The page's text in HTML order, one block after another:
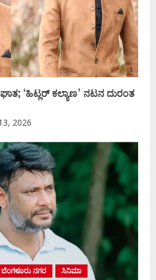
ʻಹಿಟ್ಲರ್ ಕಲ್ಯಾಣʼ ನಟನ ದುರಂತ
2026
ಬೆಂಗಳೂರು ನಗರ
ಸಿನಿಮಾ